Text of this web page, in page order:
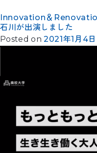
Innovation＆
石川が出演しました
Posted on2021年1月4日